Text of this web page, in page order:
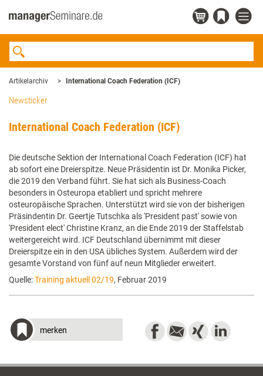
Artikelarchiv International Coach Federation (ICF)
Newsticker
International Coach Federation (ICF)
Die deutsche Sektion der International Coach Federation (ICF) hat
ab sofort eine Dreierspitze. Neue Präsidentin ist Dr. Monika Picker,
die 2019 den Verband führt. Sie hat sich als Business-Coach
besonders in Osteuropa etabliert und spricht mehrere
osteuropäische Sprachen. Unterstützt wird sie von der bisherigen
Präsindentin Dr. Geertje Tutschka als 'President past' sowie von
'President elect' Christine Kranz, an die Ende 2019 der Staffelstab
weitergereicht wird. ICF Deutschland übernimmt mit dieser
Dreierspitze ein in den USA übliches System. Außerdem wird der
gesamte Vorstand von fünf auf neun Mitglieder erweitert.
Quelle:Training aktuell 02/19, Februar 2019
merken